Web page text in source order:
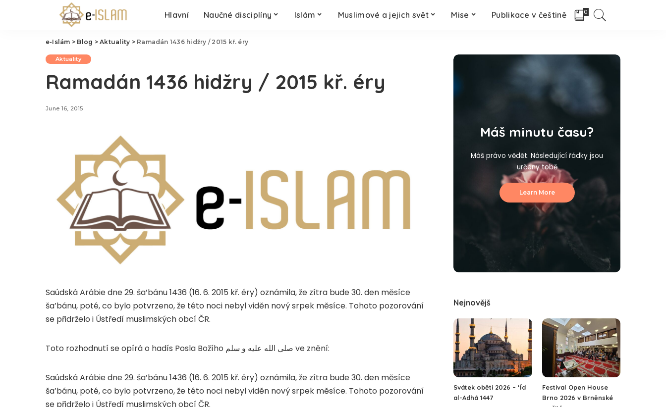
Hlavní Naučné disciplíny Islám Muslimové a jejich svět Mise Publikace v češtině 0
e-Islám > Blog >Aktuality > Ramadán 1436 hidžry / 2015 kř. éry
Aktuality
Ramadán 1436 hidžry / 2015 kř. éry
June 16, 2015
Saúdská Arábie dne 29. ša’bánu 1436 (16. 6. 2015 kř. éry) oznámila, že zítra bude 30. den měsíce
ša’bánu, poté, co bylo potvrzeno, že této noci nebyl viděn nový srpek měsíce. Tohoto pozorování
se přidrželo i Ústředí muslimských obcí ČR.
Toto rozhodnutí se opírá o hadís Posla Božího صلى الله عليه و سلم ve znění:
Saúdská Arábie dne 29. ša’bánu 1436 (16. 6. 2015 kř. éry) oznámila, že zítra bude 30. den měsíce
ša’bánu, poté, co bylo potvrzeno, že této noci nebyl viděn nový srpek měsíce. Tohoto pozorování
se přidrželo i Ústředí muslimských obcí ČR.
Máš minutu času?
Máš právo vědět. Následující řádky jsou
určeny tobě
Learn More
Nejnovějš
Svátek oběti 2026 – ‘Íd
al-Adhá 1447
Festival Open House
Brno 2026 v Brněnské